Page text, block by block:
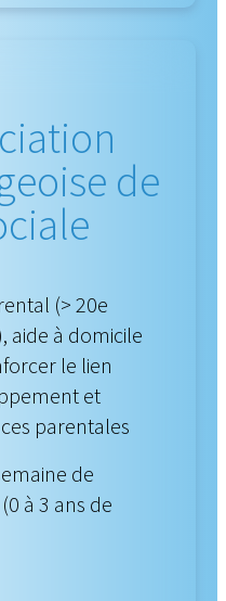
de
(> 20e
aide à domicile
le lien
et
parentales
de
à 3 ans de